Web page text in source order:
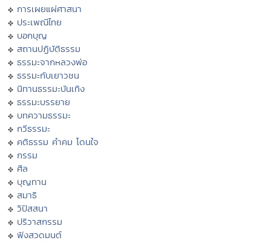
การเผยแผ่ศาสนา
ประเพณีไทย
บอกบุญ
สถานปฏิบัติธรรม
ธรรมะจากหลวงพ่อ
ธรรมะกับเยาวชน
นิทานธรรมะบันเทิง
ธรรมะบรรยาย
บทความธรรมะ
กวีธรรมะ
คติธรรม คำคม โดนใจ
กรรม
ศีล
บุญทาน
สมาธิ
วิปัสสนา
ปริวาสกรรม
ฟังสวดมนต์